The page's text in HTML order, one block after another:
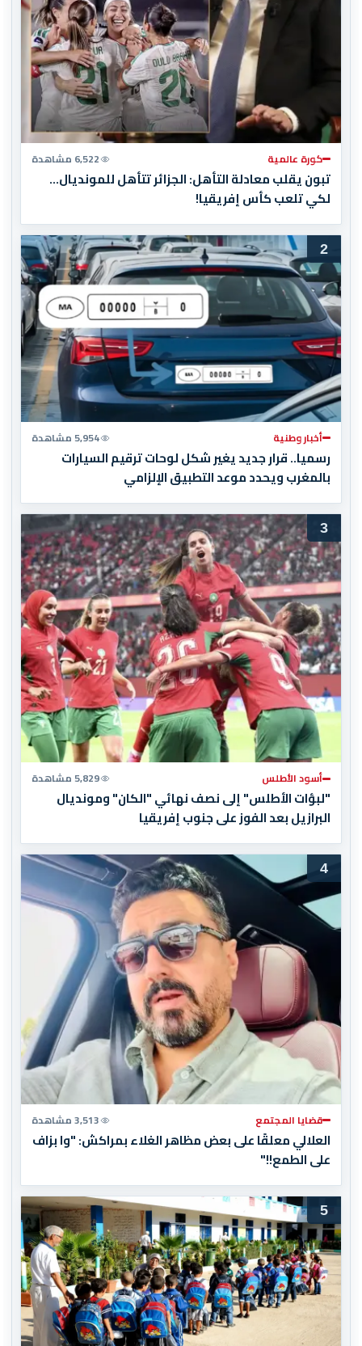
كورة عالمية 6,522 مشاهدة
تبون يقلب معادلة التأهل: الجزائر تتأهل للمونديال…
لكي تلعب كأس إفريقيا!
2
أخبار وطنية 5,954 مشاهدة
رسميا.. قرار جديد يغير شكل لوحات ترقيم السيارات
بالمغرب ويحدد موعد التطبيق الإلزامي
3
أسود الأطلس 5,829 مشاهدة
"لبؤات الأطلس" إلى نصف نهائي "الكان" ومونديال
البرازيل بعد الفوز على جنوب إفريقيا
4
قضايا المجتمع 3,513 مشاهدة
العلالي معلقًا على بعض مظاهر الغلاء بمراكش: "وا بزاف
على الطمع!!"
5